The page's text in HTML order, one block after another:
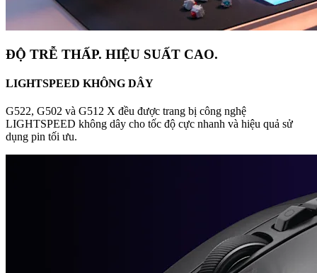
ĐỘ TRỄ THẤP. HIỆU SUẤT CAO.
LIGHTSPEED KHÔNG DÂY
G522, G502 và G512 X đều được trang bị công nghệ
LIGHTSPEED không dây cho tốc độ cực nhanh và hiệu quả sử
dụng pin tối ưu.